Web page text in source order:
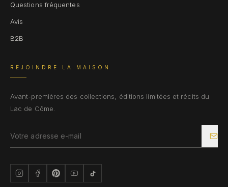
Questions fréquentes
Avis
B2B
REJOINDRE LA MAISON
Avant-premières des collections, éditions limitées et récits du
Lac de Côme.